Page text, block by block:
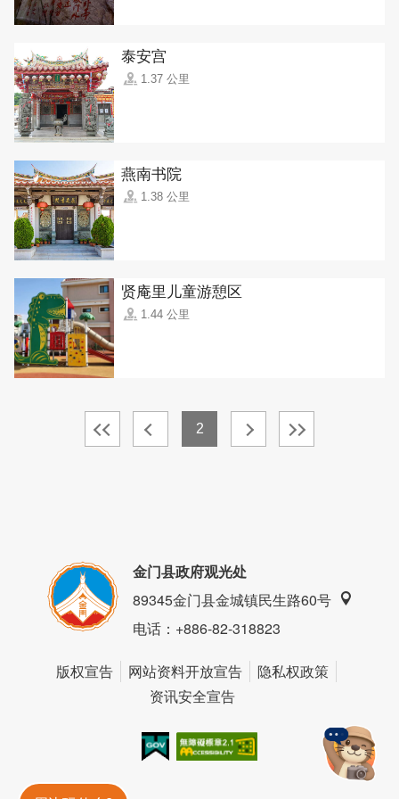
泰安宫
1.37 公里
燕南书院
1.38 公里
贤庵里儿童游憩区
1.44 公里
2
金门县政府观光处
89345金门县金城镇民生路60号
电话：+886-82-318823
版权宣告 网站资料开放宣告
隐私权政策
资讯安全宣告